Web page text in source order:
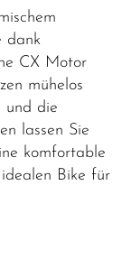
dank
CX Motor
mühelos
und die
lassen Sie
komfortable
Bike für